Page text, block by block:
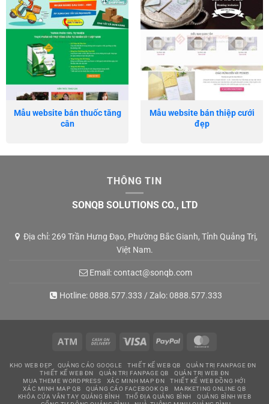
Mẫu website bán thuốc tăng
cân
Mẫu website bán thiệp cưới
đẹp
THÔNG TIN
SONQB SOLUTIONS CO., LTD
Địa chỉ: 269 Trần Hưng Đạo, Phường Bắc Gianh, Tỉnh Quảng Trị,
Việt Nam.
Email:contact@sonqb.com
Hotline:0888.577.333 / Zalo:0888.577.333
Atm
Cash
Delivery
Visa PayPal
KHO WEB ĐẸP QUẢNG CÁO GOOGLE THIẾT KẾ WEB QB
QUẢN TRỊ FANPAGE ĐN
THIẾT KẾ WEB ĐN
QUẢN TRỊ FANPAGE QB
QUẢN TRỊ WEB ĐN
MUA THEME WORDPRESS
XÁC MINH MAP ĐN
THIẾT KẾ WEB ĐỒNG HỚI
XÁC MINH MAP QB
QUẢNG CÁO FACEBOOK QB
MARKETING ONLINE QB
KHÓA CỬA VÂN TAY QUẢNG BÌNH
THỔ ĐỊA QUẢNG BÌNH
QUẢNG BÌNH WEB